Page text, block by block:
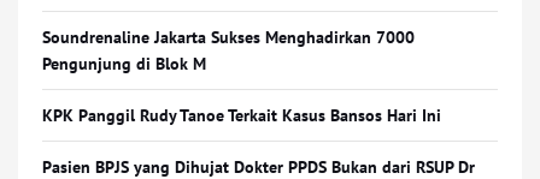
Soundrenaline Jakarta Sukses Menghadirkan 7000
Pengunjung di Blok M
KPK Panggil Rudy Tanoe Terkait Kasus Bansos Hari Ini
Pasien BPJS yang Dihujat Dokter PPDS Bukan dari RSUP Dr